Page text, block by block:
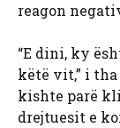
reagon
“E dini, ky
këtë vit,” i
kishte parë
drejtuesit e